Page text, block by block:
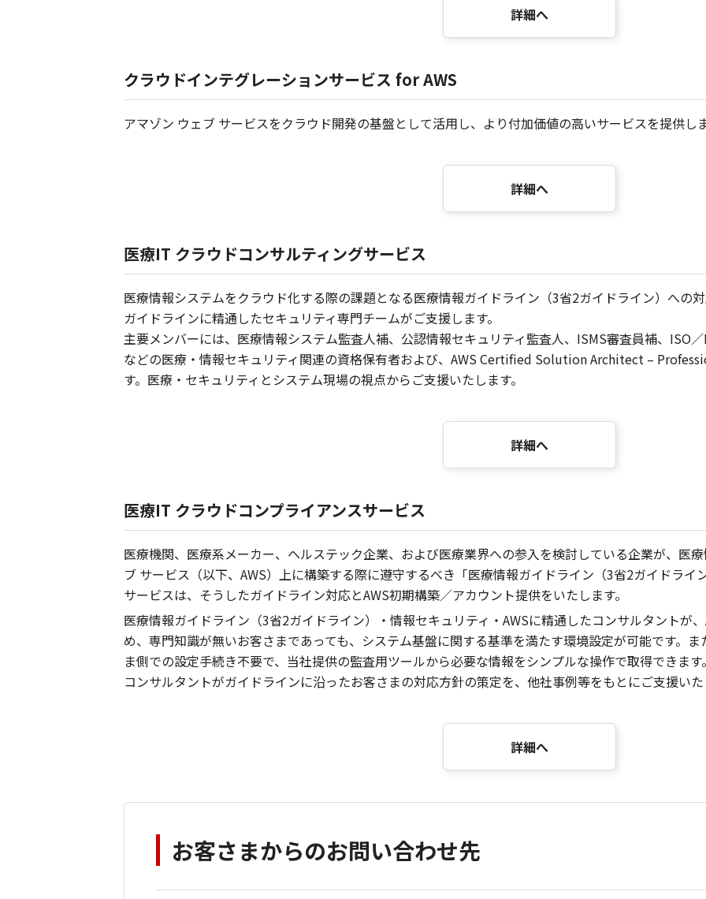
詳細へ
クラウドインテグレーションサービス for AWS
アマゾン ウェブ サービスをクラウド開発の基盤として活用し、より付加価値の高いサービスを提供し
詳細へ
医療IT クラウドコンサルティングサービス
医療情報システムをクラウド化する際の課題となる医療情報ガイドライン（3省2ガイドライン）への
ガイドラインに精通したセキュリティ専門チームがご支援します。
主要メンバーには、医療情報システム監査人補、公認情報セキュリティ監査人、ISMS審査員補、ISO
などの医療・情報セキュリティ関連の資格保有者および、AWS Certified Solution Architect –
す。医療・セキュリティとシステム現場の視点からご支援いたします。
詳細へ
医療IT クラウドコンプライアンスサービス
医療機関、医療系メーカー、ヘルステック企業、および医療業界への参入を検討している企業が、医
ブ サービス（以下、AWS）上に構築する際に遵守するべき「医療情報ガイドライン（3省2ガイドラ
サービスは、そうしたガイドライン対応とAWS初期構築／アカウント提供をいたします。
医療情報ガイドライン（3省2ガイドライン）・情報セキュリティ・AWSに精通したコンサルタントが
め、専門知識が無いお客さまであっても、システム基盤に関する基準を満たす環境設定が可能です。
ま側での設定手続き不要で、当社提供の監査用ツールから必要な情報をシンプルな操作で取得できます
コンサルタントがガイドラインに沿ったお客さまの対応方針の策定を、他社事例等をもとにご支援い
詳細へ
お客さまからのお問い合わせ先